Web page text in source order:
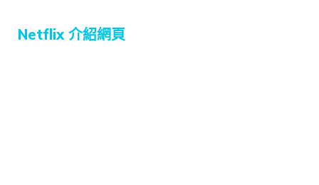
Netflix 介紹網頁